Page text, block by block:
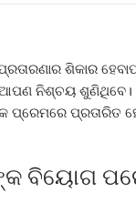
ଶିକାର
ନିଶ୍ଚୟ ଶୁଣିଥିବେ।
ପ୍ରେମରେ ପ୍ରତାରିତ
ବିୟୋଗ